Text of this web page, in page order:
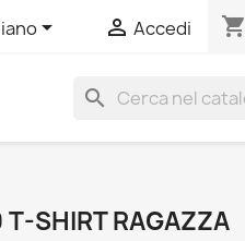
  Accedi shopping_cart
search
SHIRT RAGAZZA